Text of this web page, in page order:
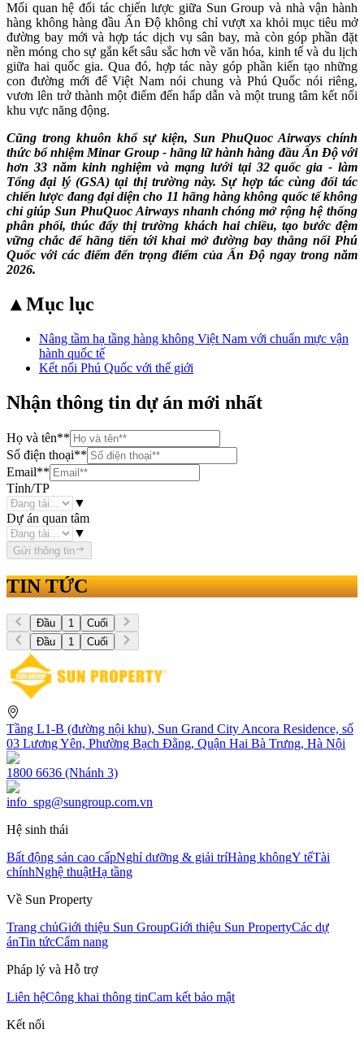
Mối quan hệ đối tác chiến lược giữa Sun Group và nhà vận hành
hàng không hàng đầu Ấn Độ không chỉ vượt xa khỏi mục tiêu mở
đường bay mới và hợp tác dịch vụ sân bay, mà còn góp phần đặt
nền móng cho sự gắn kết sâu sắc hơn về văn hóa, kinh tế và du lịch
giữa hai quốc gia. Qua đó, hợp tác này góp phần kiến tạo những
con đường mới để Việt Nam nói chung và Phú Quốc nói riêng,
vươn lên trở thành một điểm đến hấp dẫn và một trung tâm kết nối
khu vực năng động.
Cũng trong khuôn khổ sự kiện, Sun PhuQuoc Airways chính
thức bổ nhiệm Minar Group - hãng lữ hành hàng đầu Ấn Độ với
hơn 33 năm kinh nghiệm và mạng lưới tại 32 quốc gia - làm
Tổng đại lý (GSA) tại thị trường này. Sự hợp tác cùng đối tác
chiến lược đang đại diện cho 11 hãng hàng không quốc tế không
chỉ giúp Sun PhuQuoc Airways nhanh chóng mở rộng hệ thống
phân phối, thúc đẩy thị trường khách hai chiều, tạo bước đệm
vững chắc để hãng tiến tới khai mở đường bay thẳng nối Phú
Quốc với các điểm đến trọng điểm của Ấn Độ ngay trong năm
2026.
▲Mục lục
Nâng tầm hạ tầng hàng không Việt Nam với chuẩn mực vận
hành quốc tế
Kết nối Phú Quốc với thế giới
Nhận thông tin dự án mới nhất
Họ và tên**
Số điện thoại**
Email**
Tỉnh/TP
▼
Dự án quan tâm
▼
Gửi thông tin
TIN TỨC
Đầu 1
Cuối
Đầu
1 Cuối
Tầng L1-B (đường nội khu), Sun Grand City Ancora Residence, số
03 Lương Yên, Phường Bạch Đằng, Quận Hai Bà Trưng, Hà Nội
1800 6636 (Nhánh 3)
info_spg@sungroup.com.vn
Hệ sinh thái
Bất động sản cao cấpNghỉ dưỡng & giải tríHàng khôngY tếTài
chínhNghệ thuậtHạ tầng
Về Sun Property
Trang chủGiới thiệu Sun GroupGiới thiệu Sun PropertyCác dự
ánTin tứcCẩm nang
Pháp lý và Hỗ trợ
Liên hệCông khai thông tinCam kết bảo mật
Kết nối